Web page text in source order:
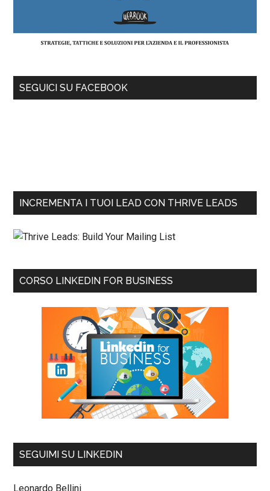
SEGUICI SU FACEBOOK
INCREMENTA I TUOI LEAD CON THRIVE LEADS
CORSO LINKEDIN FOR BUSINESS
SEGUIMI SU LINKEDIN
Leonardo Bellini